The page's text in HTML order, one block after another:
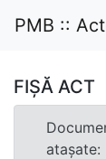
PMB ::
FIȘĂ ACT
atașate: